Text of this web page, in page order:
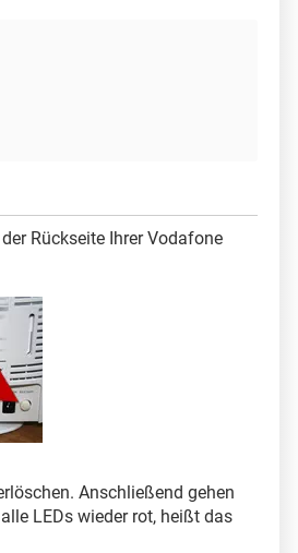
Rückseite Ihrer Vodafone
Anschließend gehen
LEDs wieder rot, heißt das